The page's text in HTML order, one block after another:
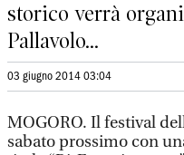
storico verrà
Pallavolo...
03 giugno 2014 03:04
MOGORO. Il festival
sabato prossimo con